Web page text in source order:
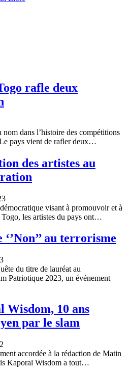
rafle deux
dans l’histoire des compétitions
pays vient de rafler deux…
des artistes au
visant à promouvoir et à
les artistes du pays ont…
au terrorisme
du titre de lauréat au
Patriotique 2023, un événement
Wisdom, 10 ans
par le slam
accordée à la rédaction de Matin
Kaporal Wisdom a tout…